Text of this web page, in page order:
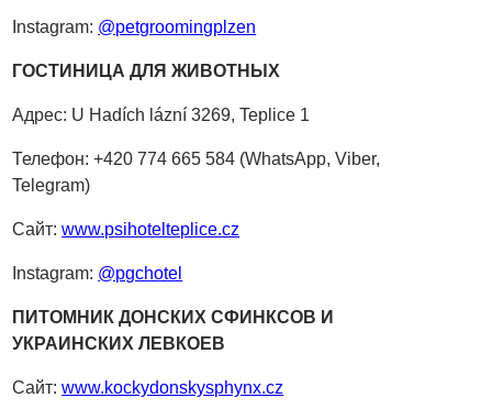
Instagram: @petgroomingplzen
ГОСТИНИЦА ДЛЯ ЖИВОТНЫХ
Адрес: U Hadích lázní 3269, Teplice 1
Телефон: +420 774 665 584 (WhatsApp, Viber,
Telegram)
Сайт:www.psihotelteplice.cz
Instagram: @pgchotel
ПИТОМНИК ДОНСКИХ СФИНКСОВ И
УКРАИНСКИХ ЛЕВКОЕВ
Сайт:www.kockydonskysphynx.cz